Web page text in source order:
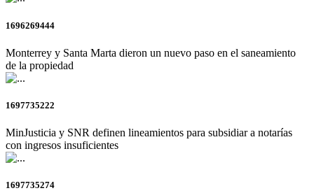
1696269444
Monterrey y Santa Marta dieron un nuevo paso en el saneamiento
de la propiedad
1697735222
MinJusticia y SNR definen lineamientos para subsidiar a notarías
con ingresos insuficientes
1697735274